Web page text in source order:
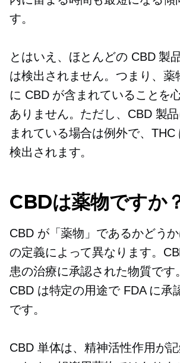
す。
とはいえ、ほとんどの CBD 製
は検出されません。つまり、薬
に CBD が含まれていることを
ありません。ただし、CBD 製
まれている場合は例外で、THC
検出されます。
CBDは薬物ですか
CBD が「薬物」であるかどう
の定義によって異なります。
患の治療に承認された物質です
CBD は特定の用途で FDA に承
です。
CBD 単体は、精神活性作用が